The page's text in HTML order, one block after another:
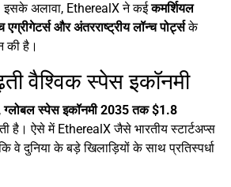
इसके अलावा, EtherealX ने कईकमर्शियल
और अंतरराष्ट्रीय लॉन्च पोर्ट्सके
की है।
वैश्विक स्पेस इकॉनमी
ग्लोबल स्पेस इकॉनमी 2035 तक $1.8
ऐसे में EtherealX जैसे भारतीय स्टार्टअप्स
वे दुनिया के बड़े खिलाड़ियों के साथ प्रतिस्पर्धा